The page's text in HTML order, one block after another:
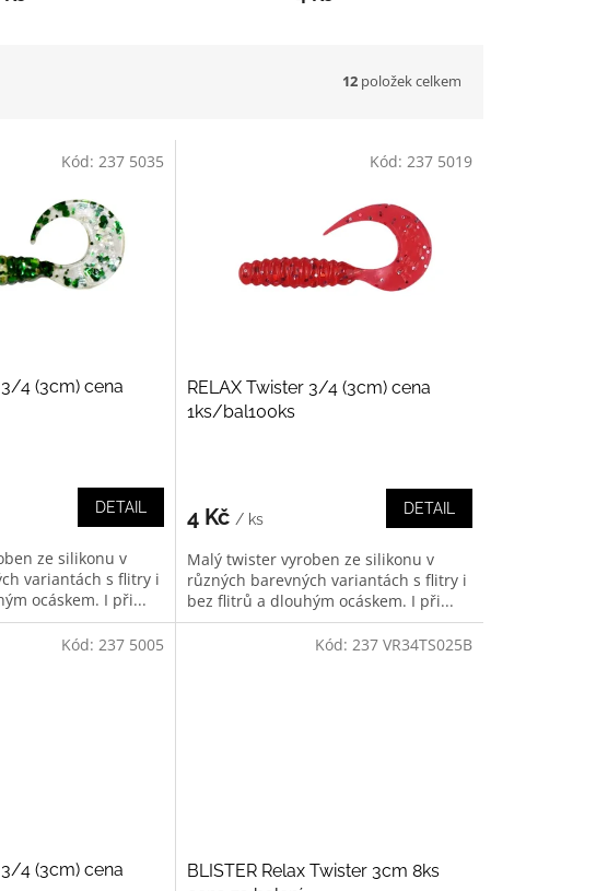
12 položek celkem
4 (3cm) cena
DETAIL
ze silikonu v
variantách s flitry i
ocáskem. I při...
Kód: 237 5035
RELAX Twister 3/4 (3cm) cena
1ks/bal100ks
4 Kč / ks
DETAIL
Malý twister vyroben ze silikonu v
různých barevných variantách s flitry i
bez flitrů a dlouhým ocáskem. I při...
Kód: 237 5019
4 (3cm) cena
Kód: 237 5005
BLISTER Relax Twister 3cm 8ks
Kód: 237 VR34TS025B